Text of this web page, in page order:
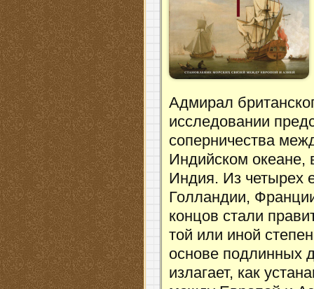
Адмирал
исследовании
соперничества
Индийском
Индия. Из четырех
Голландии,
концов стали
той или иной
основе подлинных
излагает, как